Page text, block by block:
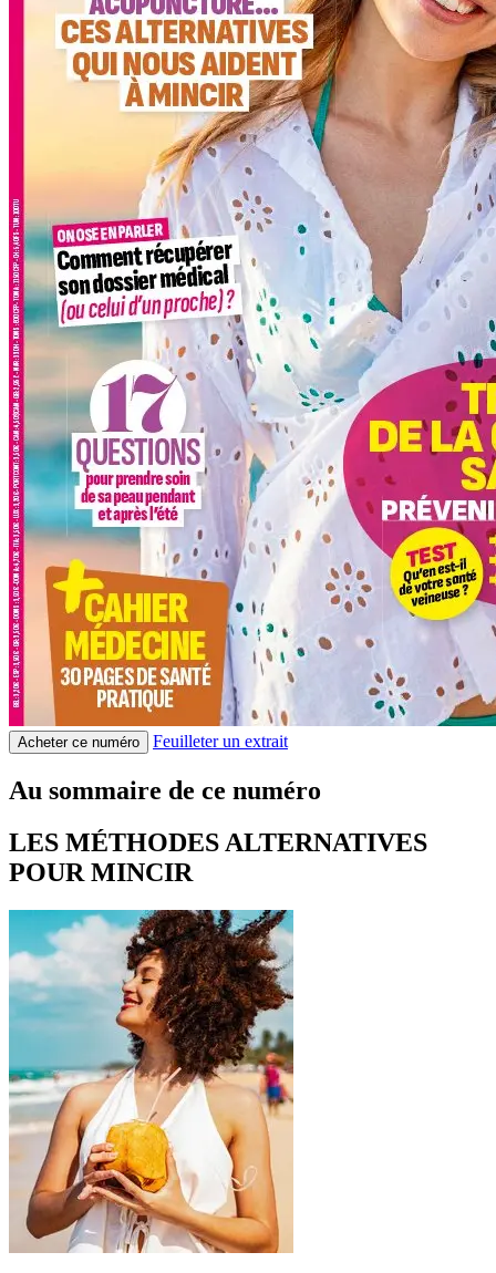
Acheter ce numéro Feuilleter un extrait
Au sommaire de ce numéro
LES MÉTHODES ALTERNATIVES
POUR MINCIR